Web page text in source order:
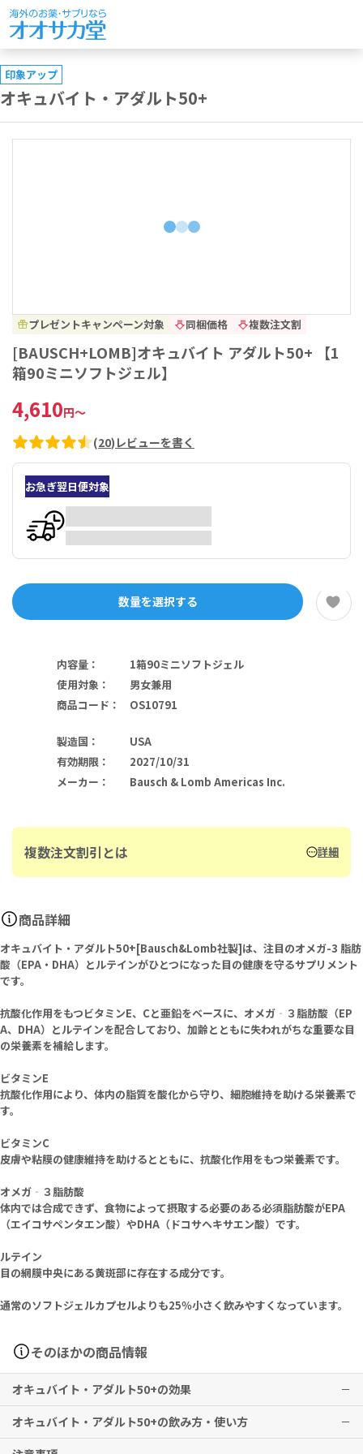
印象アップ
オキュバイト・アダルト50+
プレゼントキャンペーン対象 同梱価格 複数注文割
[BAUSCH+LOMB]オキュバイト アダルト50+ 【1
箱90ミニソフトジェル】
4,610円～
(20) レビューを書く
お急ぎ翌日便対象
数量を選択する
内容量 ：
1箱90ミニソフトジェル
使用対象 ：
男女兼用
商品コード ： OS10791
製造国 ：
USA
有効期限 ：
2027/10/31
メーカー ： Bausch & Lomb Americas Inc.
複数注文割引とは 詳細
商品詳細
オキュバイト・アダルト50+[Bausch&Lomb社製]は、注目のオメガ-3 脂肪
酸（EPA・DHA）とルテインがひとつになった目の健康を守るサプリメント
です。
抗酸化作用をもつビタミンE、Cと亜鉛をベースに、オメガ‐３脂肪酸（EP
A、DHA）とルテインを配合しており、加齢とともに失われがちな重要な目
の栄養素を補給します。
ビタミンE
抗酸化作用により、体内の脂質を酸化から守り、細胞維持を助ける栄養素で
す。
ビタミンC
皮膚や粘膜の健康維持を助けるとともに、抗酸化作用をもつ栄養素です。
オメガ‐３脂肪酸
体内では合成できず、食物によって摂取する必要のある必須脂肪酸がEPA
（エイコサペンタエン酸）やDHA（ドコサヘキサエン酸）です。
ルテイン
目の網膜中央にある黄斑部に存在する成分です。
通常のソフトジェルカプセルよりも25％小さく飲みやすくなっています。
そのほかの商品情報
オキュバイト・アダルト50+の効果
加齢により失われがちな栄養素を補給し、目の健康を守ります。
オキュバイト・アダルト50+の飲み方・使い方